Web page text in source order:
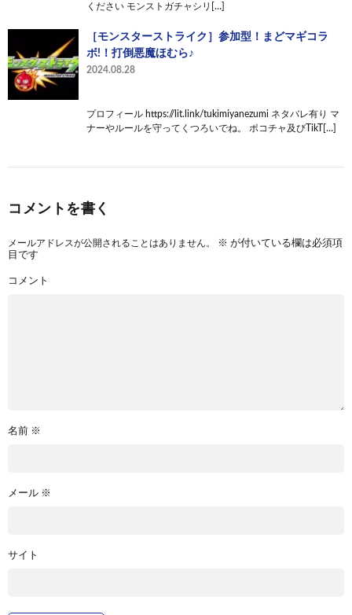
ください モンストガチャシリ[…]
［モンスターストライク］参加型！まどマギコラ
ボ!！打倒悪魔ほむら♪
2024.08.28
プロフィール https://lit.link/tukimiyanezumi ネタバレ有り マ
ナーやルールを守ってくつろいでね。 ポコチャ及びTikT[…]
コメントを書く
メールアドレスが公開されることはありません。 ※ が付いている欄は必須項
目です
コメント
名前 ※
メール ※
サイト